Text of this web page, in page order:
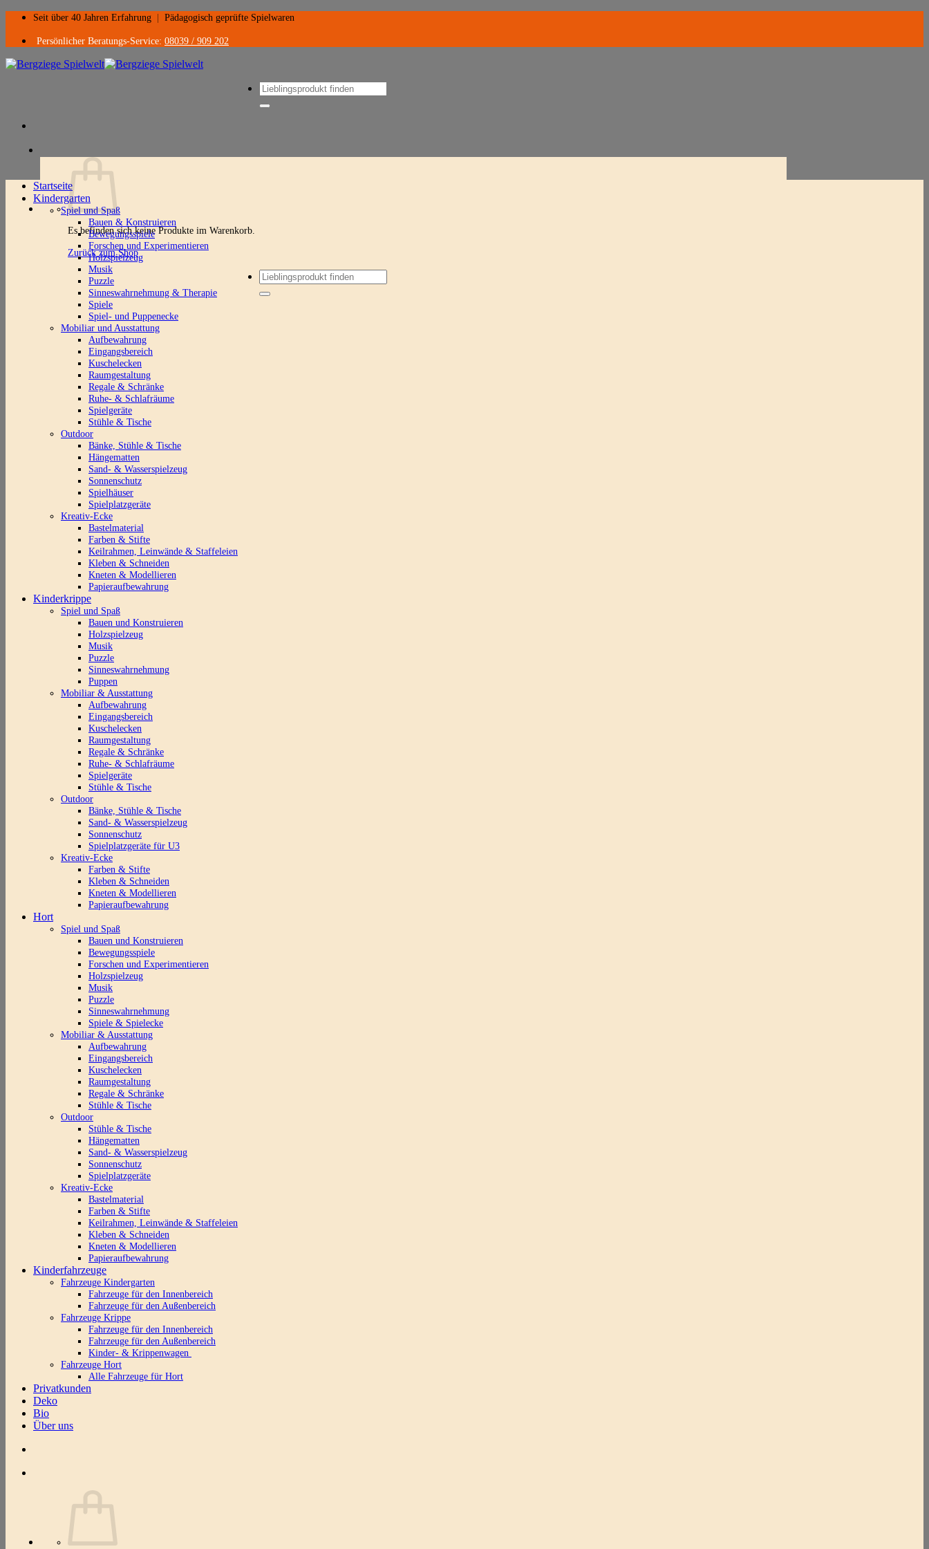
Zum
springen
Seit über 40 Jahren Erfahrung Pädagogisch geprüfte Spielwaren
Persönlicher Beratungs-Service: 08039 / 909 202
Suchen
nach:
Es befinden sich keine Produkte im Warenkorb.
Zurück zum Shop
Suchen
nach:
Startseite
Kindergarten
Spiel und Spaß
Bauen & Konstruieren
Bewegungsspiele
Forschen und Experimentieren
Holzspielzeug
Musik
Puzzle
Sinneswahrnehmung & Therapie
Spiele
Spiel- und Puppenecke
Mobiliar und Ausstattung
Aufbewahrung
Eingangsbereich
Kuschelecken
Raumgestaltung
Regale & Schränke
Ruhe- & Schlafräume
Spielgeräte
Stühle & Tische
Outdoor
Bänke, Stühle & Tische
Hängematten
Sand- & Wasserspielzeug
Sonnenschutz
Spielhäuser
Spielplatzgeräte
Kreativ-Ecke
Bastelmaterial
Farben & Stifte
Keilrahmen, Leinwände & Staffeleien
Kleben & Schneiden
Kneten & Modellieren
Papieraufbewahrung
Kinderkrippe
Spiel und Spaß
Bauen und Konstruieren
Holzspielzeug
Musik
Puzzle
Sinneswahrnehmung
Puppen
Mobiliar & Ausstattung
Aufbewahrung
Eingangsbereich
Kuschelecken
Raumgestaltung
Regale & Schränke
Ruhe- & Schlafräume
Spielgeräte
Stühle & Tische
Outdoor
Bänke, Stühle & Tische
Sand- & Wasserspielzeug
Sonnenschutz
Spielplatzgeräte für U3
Kreativ-Ecke
Farben & Stifte
Kleben & Schneiden
Kneten & Modellieren
Papieraufbewahrung
Hort
Spiel und Spaß
Bauen und Konstruieren
Bewegungsspiele
Forschen und Experimentieren
Holzspielzeug
Musik
Puzzle
Sinneswahrnehmung
Spiele & Spielecke
Mobiliar & Ausstattung
Aufbewahrung
Eingangsbereich
Kuschelecken
Raumgestaltung
Regale & Schränke
Stühle & Tische
Outdoor
Stühle & Tische
Hängematten
Sand- & Wasserspielzeug
Sonnenschutz
Spielplatzgeräte
Kreativ-Ecke
Bastelmaterial
Farben & Stifte
Keilrahmen, Leinwände & Staffeleien
Kleben & Schneiden
Kneten & Modellieren
Papieraufbewahrung
Kinderfahrzeuge
Fahrzeuge Kindergarten
Fahrzeuge für den Innenbereich
Fahrzeuge für den Außenbereich
Fahrzeuge Krippe
Fahrzeuge für den Innenbereich
Fahrzeuge für den Außenbereich
Kinder- & Krippenwagen
Fahrzeuge Hort
Alle Fahrzeuge für Hort
Privatkunden
Deko
Bio
Über uns